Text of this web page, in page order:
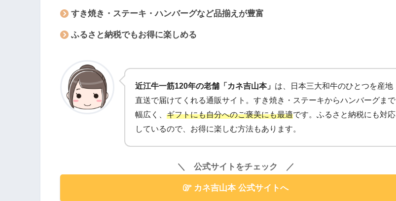
すき焼き・ステーキ・ハンバーグなど品揃えが豊富
ふるさと納税でもお得に楽しめる
近江牛一筋120年の老舗「カネ吉山本」 は、日本三大和牛のひとつを産地
直送で届けてくれる通販サイト。すき焼き・ステーキからハンバーグまで
幅広く、 ギフトにも自分へのご褒美にも最適です。ふるさと納税にも対応
しているので、お得に楽しむ方法もあります。
＼ 公式サイトをチェック ／
カネ吉山本 公式サイトへ